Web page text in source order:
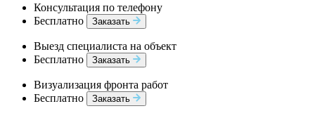
Консультация по телефону
Бесплатно
Заказать
Выезд специалиста на объект
Бесплатно
Заказать
Визуализация фронта работ
Бесплатно
Заказать